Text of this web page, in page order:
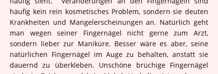
häufig kein rein kosmetisches Problem, sondern sie deuten
Krankheiten und Mangelerscheinungen an. Natürlich geht
man wegen seiner Fingernägel nicht gerne zum Arzt,
sondern lieber zur Maniküre. Besser wäre es aber, seine
natürlichen Fingernägel im Auge zu behalten, anstatt sie
dauernd zu überkleben. Unschöne brüchige Fingernägel